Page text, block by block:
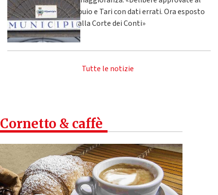
buio e Tari con dati errati. Ora esposto
alla Corte dei Conti»
Tutte le notizie
Cornetto & caffè